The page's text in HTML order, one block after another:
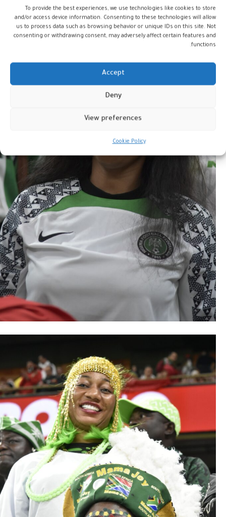
To provide the best experiences, we use technologies like cookies to store
and/or access device information. Consenting to these technologies will allow
us to process data such as browsing behavior or unique IDs on this site. Not
consenting or withdrawing consent, may adversely affect certain features and
functions.
Accept
Deny
View preferences
Cookie Policy